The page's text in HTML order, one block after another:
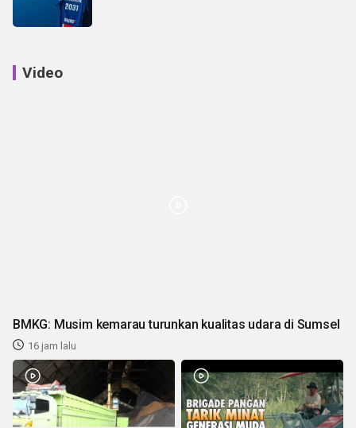
Video
BMKG: Musim kemarau turunkan kualitas udara di Sumsel
16 jam lalu